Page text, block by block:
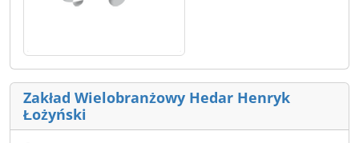
Zakład Wielobranżowy Hedar Henryk
Łożyński